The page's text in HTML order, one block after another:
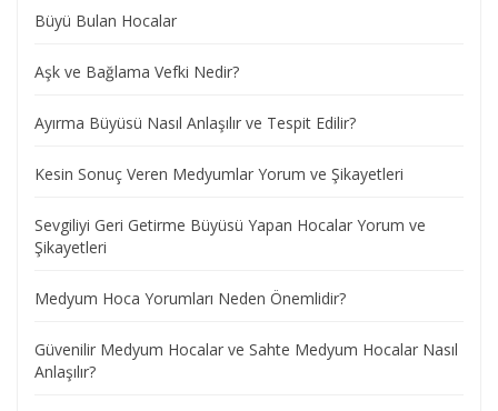
Büyü Bulan Hocalar
Aşk ve Bağlama Vefki Nedir?
Ayırma Büyüsü Nasıl Anlaşılır ve Tespit Edilir?
Kesin Sonuç Veren Medyumlar Yorum ve Şikayetleri
Sevgiliyi Geri Getirme Büyüsü Yapan Hocalar Yorum ve
Şikayetleri
Medyum Hoca Yorumları Neden Önemlidir?
Güvenilir Medyum Hocalar ve Sahte Medyum Hocalar Nasıl
Anlaşılır?